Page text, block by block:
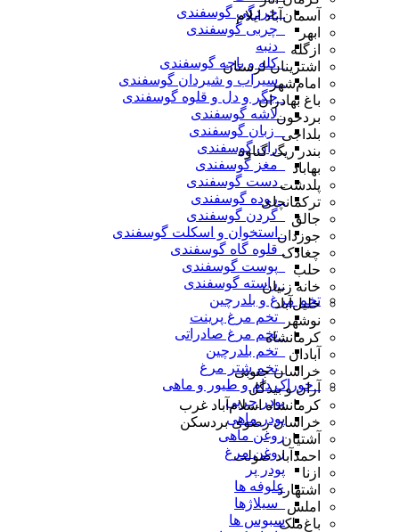
_خردگی گوسفندی
_چربی گوسفندی
_دنبه
_کله و پاچه گوسفندی
_سیراب و شیردان گوسفندی
_جگر و دل و قلوه گوسفندی
_لاشه گوسفندی
_ زبان گوسفندی
_ران گوسفندی
_مغز گوسفندی
_دست گوسفندی
_روده گوسفندی
_گردن گوسفندی
_استخوان و اسکلت گوسفندی
_قلوه گاه گوسفندی
_پوست گوسفندی
_راسته گوسفندی
تخم مرغ و بلدرچین
_تخم مرغ پرینت
_تخم مرغ صادراتی
_تخم بلدرچین
_تخم شتر مرغ
_خوراک دام و طیور و ماهی
پودر چربی
پودر ماهی
روغن ماهی
روغن مرغ
پودر پر
علوفه ها
_سیلاژها
سبوس ها
آسمان‌آباد ایلام
ابهر
ازگله
اشترینان لرستان
امام‌شهر
باغ بهادران
بردخون
بلداجی
بندر ریگ گناوه
بهاباد
پلدشت
ترکمانچای
جالق
جوزدان
چغادک
حلب
خانه زنیان
خلیل‌آباد
نوشهر
کرمانشاه
آبادان
خراسان جنوبی
آران و بیدگل
کرمانشاه اسلام‌آباد غرب
خراسان رضوی بردسکن
آشتیان
احمدآباد صولت
ازنا
اشتهارد
املش
باغ‌ملک